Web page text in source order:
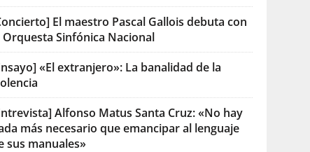
El maestro Pascal Gallois debuta con
Orquesta Sinfónica Nacional
«El extranjero»: La banalidad de la
Alfonso Matus Santa Cruz: «No hay
más necesario que emancipar al lenguaje
sus manuales»